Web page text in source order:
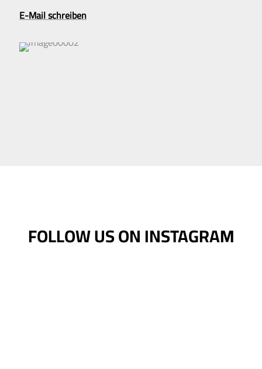
E-Mail schreiben
FOLLOW US ON INSTAGRAM